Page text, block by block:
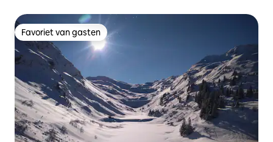
Favoriet van gasten
Favoriet van gasten